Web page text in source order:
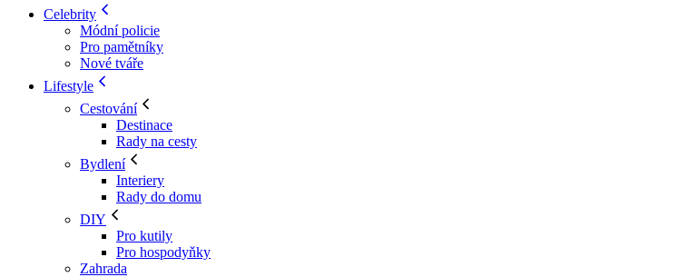
Celebrity
Módní policie
Pro pamětníky
Nové tváře
Lifestyle
Cestování
Destinace
Rady na cesty
Bydlení
Interiery
Rady do domu
DIY
Pro kutily
Pro hospodyňky
Zahrada